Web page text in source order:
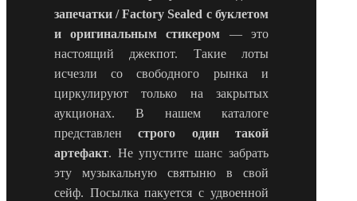
запечатки / Factory Sealed с буклетом
и оригинальным стикером — это
настоящий джекпот. Такие лоты
исчезли со свободного рынка и
циркулируют только на закрытых
аукционах. В нашем каталоге
представленстрого один такой
артефакт. Не упустите шанс забрать
эту музыкальную святыню в свой
сейф. Посылка пакуется с удвоенной